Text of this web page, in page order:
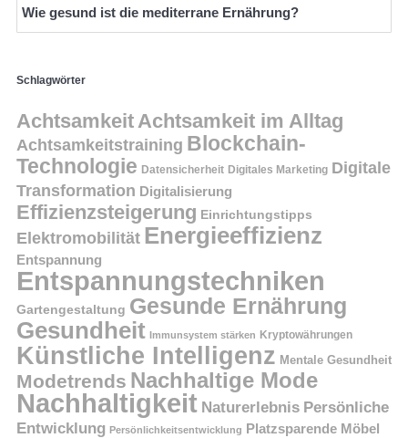
Wie gesund ist die mediterrane Ernährung?
Schlagwörter
Achtsamkeit Achtsamkeit im Alltag
Achtsamkeitstraining Blockchain-
Technologie Datensicherheit Digitales Marketing Digitale
Transformation Digitalisierung
Effizienzsteigerung Einrichtungstipps
Elektromobilität Energieeffizienz
Entspannung
Entspannungstechniken
Gartengestaltung Gesunde Ernährung
Gesundheit Immunsystem stärken Kryptowährungen
Künstliche Intelligenz Mentale Gesundheit
Modetrends Nachhaltige Mode
Nachhaltigkeit Naturerlebnis Persönliche
Entwicklung Persönlichkeitsentwicklung Platzsparende Möbel